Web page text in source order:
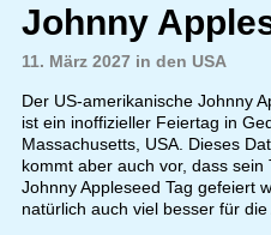
Johnny
11. März 2027 in den USA
Der US-amerikanische Johnny
ist ein inoffizieller Feiertag in
Massachusetts, USA. Dieses
kommt aber auch vor, dass sein
Johnny Appleseed Tag gefeiert
natürlich auch viel besser für die